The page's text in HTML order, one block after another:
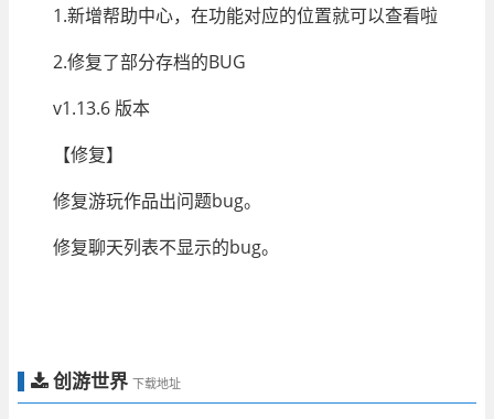
1.新增帮助中心，在功能对应的位置就可以查看啦
2.修复了部分存档的BUG
v1.13.6 版本
【修复】
修复游玩作品出问题bug。
修复聊天列表不显示的bug。
创游世界 下载地址